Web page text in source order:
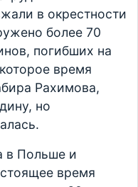
в окрестности
более 70
погибших на
время
Рахимова,
но
в Польше и
время